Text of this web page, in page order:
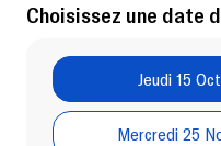
Choisissez une date
Jeudi 15
Mercredi 25